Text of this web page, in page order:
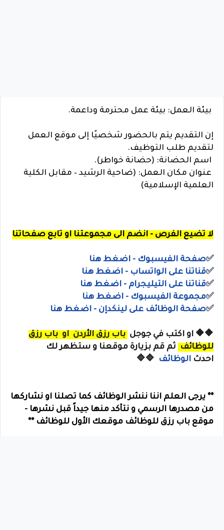
بيئة العمل: بيئة عمل محترمة وداعمة.
إن التقديم يتم بالحضور شخصيًا إلى موقع العمل
لتقديم طلب التوظيف.
اسم الحضانة: (حضانة خواطر).
عنوان مكان العمل: (ضاحية الرشيد – مقابل الكلية
العلمية الإسلامية)
لا تضيع الفرص - انضم الى مجموعتنا او تابع صفحاتنا
✅صفحة الفيسبوك - اضغط هنا
✅قناتنا على الواتساب - اضغط هنا
✅قناتنا على التيليجرام - اضغط هنا
✅مجموعة الفيسبوك - اضغط هنا
✅صفحة الوظائف على لينكدإن - اضغط هنا
🔶🔶 او اكتب في جوجل باب رزق الأردن او باب رزق
للوظائف
ثم قم بزيارة موقعنا و ستظهر لك
احدث الوظائف 🔷🔷
** يرجى العلم اننا ننشر الوظائف كما تصلنا او نشاركها
من مصدرها الرسمي و نتأكد منها جيداً قبل نشرها -
موقع باب رزق للوظائف موقعك الأول للوظائف **